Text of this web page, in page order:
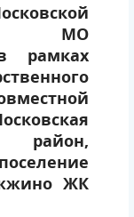
МО
рамках
район,
ЖК